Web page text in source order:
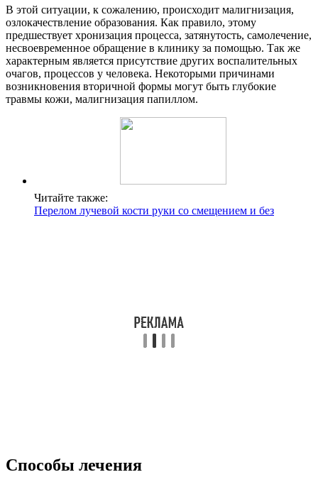
В этой ситуации, к сожалению, происходит малигнизация,
озлокачествление образования. Как правило, этому
предшествует хронизация процесса, затянутость, самолечение,
несвоевременное обращение в клинику за помощью. Так же
характерным является присутствие других воспалительных
очагов, процессов у человека. Некоторыми причинами
возникновения вторичной формы могут быть глубокие
травмы кожи, малигнизация папиллом.
Читайте также:
Перелом лучевой кости руки со смещением и без
Способы лечения